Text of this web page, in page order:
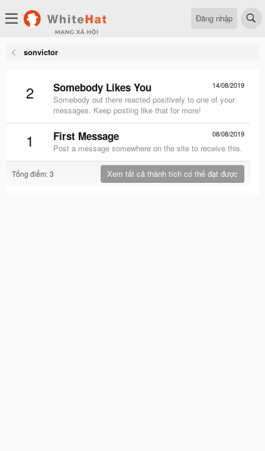
Đăng nhập
sonvictor
2 14/08/2019
Somebody Likes You
Somebody out there reacted positively to one of your
messages. Keep posting like that for more!
1 08/08/2019
First Message
Post a message somewhere on the site to receive this.
Tổng điểm: 3 Xem tất cả thành tích có thể đạt được